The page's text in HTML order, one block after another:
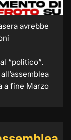
avrebbe
“politico”.
a fine Marzo